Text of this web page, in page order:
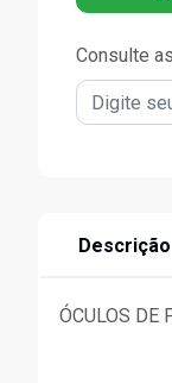
Consulte
Descrição
ÓCULOS DE